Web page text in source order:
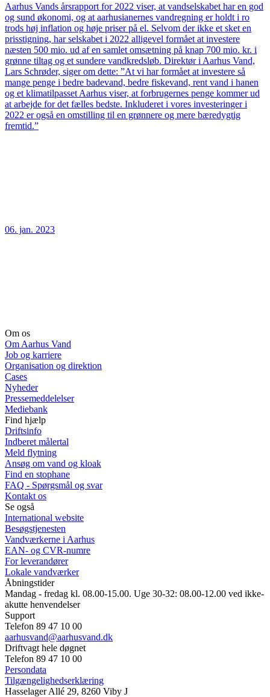
Aarhus Vands årsrapport for 2022 viser, at vandselskabet har en god
og sund økonomi, og at aarhusianernes vandregning er holdt i ro
trods høj inflation og høje priser på el. Selvom der ikke et sket en
prisstigning, har selskabet i 2022 alligevel formået at investere
næsten 500 mio. ud af en samlet omsætning på knap 700 mio. kr. i
grønne tiltag og et sundere vandkredsløb. Direktør i Aarhus Vand,
Lars Schrøder, siger om dette: ”At vi har formået at investere så
mange penge i bedre badevand, bedre fiskevand, rent vand i hanen
og et klimatilpasset Aarhus viser, at forbrugernes penge kommer ud
at arbejde for det fælles bedste. Inkluderet i vores investeringer i
2022 er også en omstilling til en grønnere og mere bæredygtig
fremtid.”
06. jan. 2023
Om os
Om Aarhus Vand
Job og karriere
Organisation og direktion
Cases
Nyheder
Pressemeddelelser
Mediebank
Find hjælp
Driftsinfo
Indberet målertal
Meld flytning
Ansøg om vand og kloak
Find en stophane
FAQ - Spørgsmål og svar
Kontakt os
Se også
International website
Besøgstjenesten
Vandværkerne i Aarhus
EAN- og CVR-numre
For leverandører
Lokale vandværker
Åbningstider
Mandag - fredag kl. 08.00-15.00. Uge 30-32: 08.00-12.00 ved ikke-
akutte henvendelser
Support
Telefon 89 47 10 00
aarhusvand@aarhusvand.dk
Driftvagt hele døgnet
Telefon 89 47 10 00
Persondata
Tilgængelighedserklæring
Hasselager Allé 29, 8260 Viby J